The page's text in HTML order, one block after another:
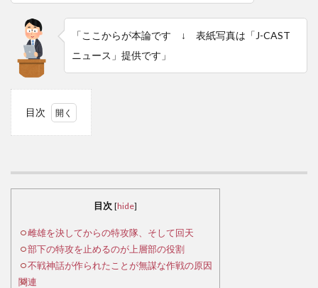
「ここからが本論です ↓ 表紙写真は「J-CAST
ニュース」提供です」
目次
雌
雄を
らの
特攻
隊、
そし
目次 [hide]
雌雄を決してからの特攻隊、そして回天
部下の特攻を止めるのが上層部の役割
不戦神話が作られたことが無謀な作戦の原因
関連